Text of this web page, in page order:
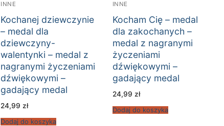
INNE
Kochanej dziewczynie
– medal dla
dziewczyny-
walentynki – medal z
nagranymi życzeniami
dźwiękowymi –
gadający medal
24,99 zł
Dodaj do koszyka
INNE
Kocham Cię – medal
dla zakochanych –
medal z nagranymi
życzeniami
dźwiękowymi –
gadający medal
24,99 zł
Dodaj do koszyka